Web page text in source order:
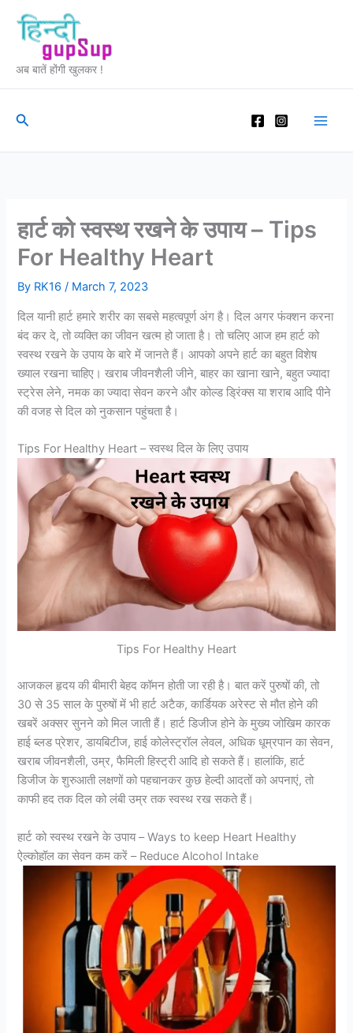
content
अब बातें होंगी खुलकर !
Search
हार्ट को स्वस्थ रखने के उपाय – Tips
For Healthy Heart
By RK16/ March 7, 2023
दिल यानी हार्ट हमारे शरीर का सबसे महत्वपूर्ण अंग है। दिल अगर फंक्शन करना
बंद कर दे, तो व्यक्ति का जीवन खत्म हो जाता है। तो चलिए आज हम हार्ट को
स्वस्थ रखने के उपाय के बारे में जानते हैं। आपको अपने हार्ट का बहुत विशेष
ख्याल रखना चाहिए। खराब जीवनशैली जीने, बाहर का खाना खाने, बहुत ज्यादा
स्ट्रेस लेने, नमक का ज्यादा सेवन करने और कोल्ड ड्रिंक्स या शराब आदि पीने
की वजह से दिल को नुकसान पहुंचता है।
Tips For Healthy Heart – स्वस्थ दिल के लिए उपाय
Tips For Healthy Heart
आजकल हृदय की बीमारी बेहद कॉमन होती जा रही है। बात करें पुरुषों की, तो
30 से 35 साल के पुरुषों में भी हार्ट अटैक, कार्डियक अरेस्ट से मौत होने की
खबरें अक्सर सुनने को मिल जाती हैं। हार्ट डिजीज होने के मुख्य जोखिम कारक
हाई ब्लड प्रेशर, डायबिटीज, हाई कोलेस्ट्रॉल लेवल, अधिक धूम्रपान का सेवन,
खराब जीवनशैली, उम्र, फैमिली हिस्ट्री आदि हो सकते हैं। हालांकि, हार्ट
डिजीज के शुरुआती लक्षणों को पहचानकर कुछ हेल्दी आदतों को अपनाएं, तो
काफी हद तक दिल को लंबी उम्र तक स्वस्थ रख सकते हैं।
हार्ट को स्वस्थ रखने के उपाय – Ways to keep Heart Healthy
ऐल्कोहॉल का सेवन कम करें – Reduce Alcohol Intake